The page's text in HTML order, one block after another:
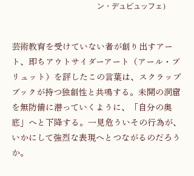
ン・デュビュッフェ）
芸術教育を受けていない者が創り出すアー
ト、即ちアウトサイダーアート（アール・ブ
リュット）を評したこの言葉は、スクラップ
ブックが持つ独創性と共鳴する。未開の洞窟
を無防備に潜っていくように、「自分の奥
底」へと下降する。一見危ういその行為が、
いかにして強烈な表現へとつながるのだろう
か。